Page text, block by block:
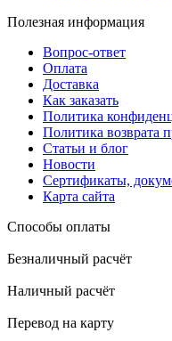
Полезная информация
Вопрос-ответ
Оплата
Доставка
Как заказать
Политика
Политика возврата
Статьи и блог
Новости
Сертификаты,
Карта сайта
Способы оплаты
Безналичный расчёт
Наличный расчёт
Перевод на карту